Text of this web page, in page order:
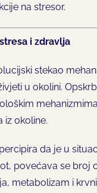
na stresor.
i zdravlja
stekao
u okolini.
iz okoline.
da je u
povećava se broj
metabolizam i